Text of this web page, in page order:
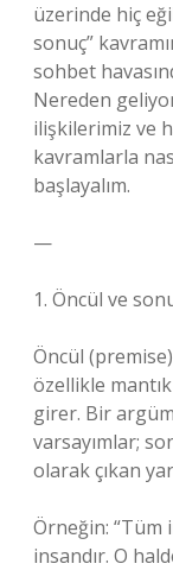
üzerinde hiç
sonuç”
sohbet
Nereden
ilişkilerimiz ve
kavramlarla
başlayalım.
—
1. Öncül ve
Öncül
özellikle
girer. Bir
varsayımlar;
olarak çıkan
Örneğin:
insandır. O